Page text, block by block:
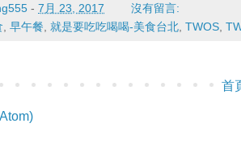
- 7月 23, 2017
沒有留言:
早午餐 就是要吃吃喝喝-美食台北 TWOS
首